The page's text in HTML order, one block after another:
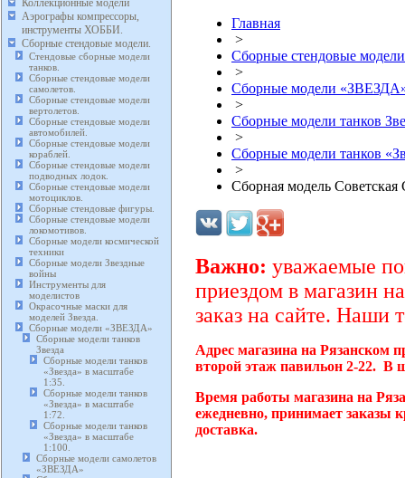
Коллекционные модели
Аэрографы компрессоры,
инструменты ХОББИ.
Сборные стендовые модели.
Стендовые сборные модели
танков.
Сборные стендовые модели
самолетов.
Сборные стендовые модели
вертолетов.
Сборные стендовые модели
автомобилей.
Сборные стендовые модели
кораблей.
Сборные стендовые модели
подводных лодок.
Сборные стендовые модели
мотоциклов.
Сборные стендовые фигуры.
Сборные стендовые модели
локомотивов.
Сборные модели космической
техники
Сборные модели Звездные
войны
Инструменты для
моделистов
Окрасочные маски для
моделей Звезда.
Сборные модели «ЗВЕЗДА»
Сборные модели танков
Звезда
Сборные модели танков
«Звезда» в масштабе
1:35.
Сборные модели танков
«Звезда» в масштабе
1:72.
Сборные модели танков
«Звезда» в масштабе
1:100.
Сборные модели самолетов
«ЗВЕЗДА»
Главная
>
Сборные стендовые
>
Сборные модели
>
Сборные модели танков
>
Сборные модели танков
>
Сборная модель
Важно: уважаемые
приездом в магазин
заказ на сайте. Наши
Адрес магазина на Рязанском
второй этаж павильон 2-22. В
Время работы магазина на
ежедневно, принимает заказы
доставка.